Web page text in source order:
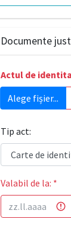
Documente
Actul de
Alege fișier...
Tip act:
Valabil de la: *